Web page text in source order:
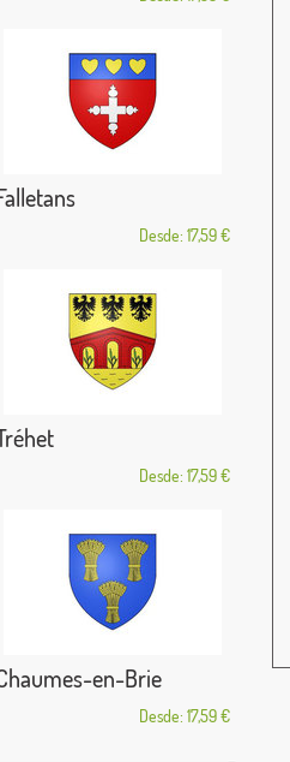
Desde: 17,59 €
Desde: 17,59 €
en-Brie
Desde: 17,59 €